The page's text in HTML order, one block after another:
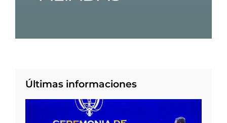
Últimas informaciones